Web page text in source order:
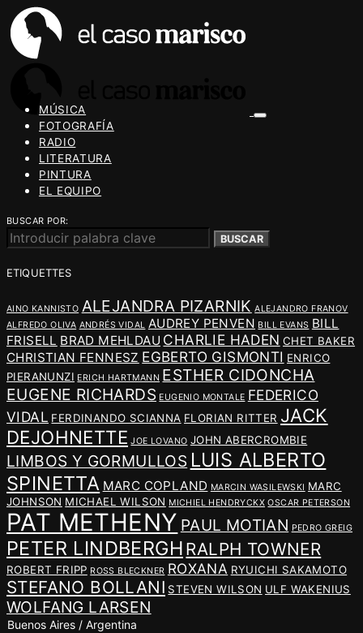
MÚSICA
FOTOGRAFÍA
RADIO
LITERATURA
PINTURA
EL EQUIPO
BUSCAR POR:
BUSCAR
ETIQUETTES
AINO KANNISTO ALEJANDRA PIZARNIK ALEJANDRO FRANOV
ALFREDO OLIVA ANDRÉS VIDAL AUDREY PENVEN BILL EVANS BILL
FRISELL BRAD MEHLDAU CHARLIE HADEN CHET BAKER
CHRISTIAN FENNESZ EGBERTO GISMONTI ENRICO
PIERANUNZI ERICH HARTMANN ESTHER CIDONCHA
EUGENE RICHARDS EUGENIO MONTALE FEDERICO
VIDAL FERDINANDO SCIANNA FLORIAN RITTER JACK
DEJOHNETTE JOE LOVANO JOHN ABERCROMBIE
LIMBOS Y GORMULLOS LUIS ALBERTO
SPINETTA MARC COPLAND MARCIN WASILEWSKI MARC
JOHNSON MICHAEL WILSON MICHIEL HENDRYCKX OSCAR PETERSON
PAT METHENY PAUL MOTIAN PEDRO GREIG
PETER LINDBERGH RALPH TOWNER
ROBERT FRIPP ROSS BLECKNER ROXANA RYUICHI SAKAMOTO
STEFANO BOLLANI STEVEN WILSON ULF WAKENIUS
WOLFANG LARSEN
Buenos Aires / Argentina